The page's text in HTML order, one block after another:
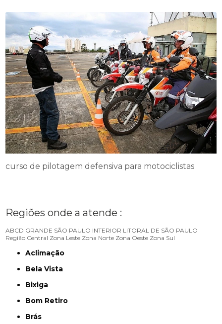
curso de pilotagem defensiva para motociclistas
Regiões onde a atende :
ABCD GRANDE SÃO PAULO INTERIOR LITORAL DE SÃO PAULO
Região Central Zona Leste Zona Norte Zona Oeste Zona Sul
Aclimação
Bela Vista
Bixiga
Bom Retiro
Brás